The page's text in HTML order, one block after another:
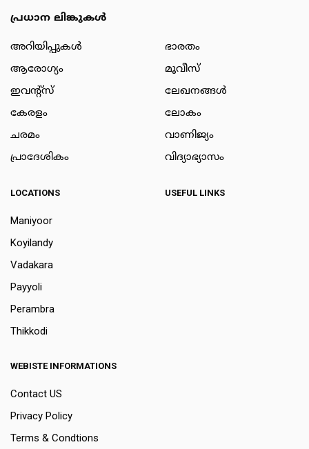
പ്രധാന ലിങ്കുകൾ
അറിയിപ്പുകള്‍
ആരോഗ്യം
ഇവന്റ്സ്
കേരളം
ചരമം
പ്രാദേശികം
ഭാരതം
മൂവീസ്
ലേഖനങ്ങള്‍
ലോകം
വാണിജ്യം
വിദ്യാഭ്യാസം
LOCATIONS
Maniyoor
Koyilandy
Vadakara
Payyoli
Perambra
Thikkodi
USEFUL LINKS
WEBISTE INFORMATIONS
Contact US
Privacy Policy
Terms & Condtions